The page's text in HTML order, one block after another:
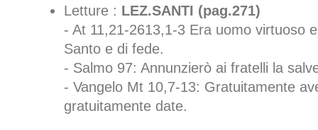
Letture : LEZ.SANTI (pag.271)
- At 11,21-2613,1-3 Era uomo virtuoso
Santo e di fede.
- Salmo 97: Annunzierò ai fratelli la
- Vangelo Mt 10,7-13: Gratuitamente
gratuitamente date.